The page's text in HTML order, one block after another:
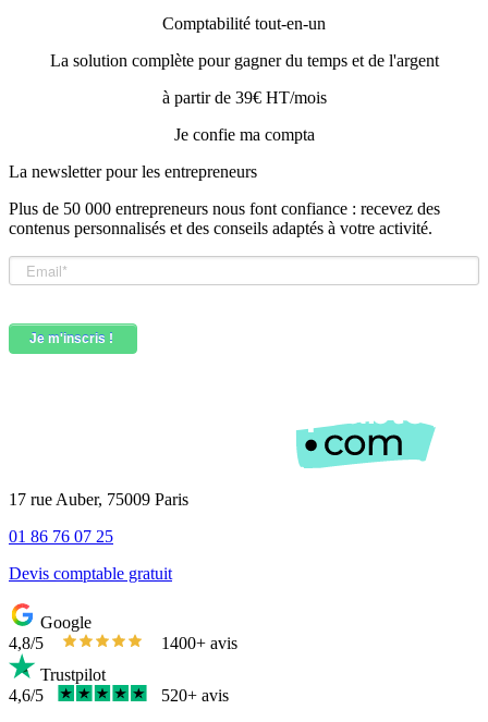
Comptabilité tout-en-un
La solution complète pour gagner du temps et de l'argent
à partir de 39€ HT/mois
Je confie ma compta
La newsletter pour les entrepreneurs
Plus de 50 000 entrepreneurs nous font confiance : recevez des
contenus personnalisés et des conseils adaptés à votre activité.
17 rue Auber, 75009 Paris
01 86 76 07 25
Devis comptable gratuit
Google
4,8/5
1400+ avis
Trustpilot
4,6/5
520+ avis